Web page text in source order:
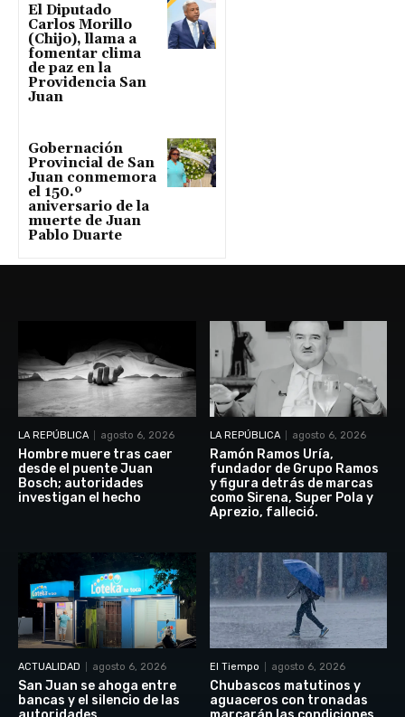
El Diputado
Carlos Morillo
(Chijo), llama a
fomentar clima
de paz en la
Providencia San
Juan
Gobernación
Provincial de San
Juan conmemora
el 150.º
aniversario de la
muerte de Juan
Pablo Duarte
LA REPÚBLICA agosto 6, 2026
Hombre muere tras caer
desde el puente Juan
Bosch; autoridades
investigan el hecho
LA REPÚBLICA agosto 6, 2026
Ramón Ramos Uría,
fundador de Grupo Ramos
y figura detrás de marcas
como Sirena, Super Pola y
Aprezio, falleció.
ACTUALIDAD agosto 6, 2026
San Juan se ahoga entre
bancas y el silencio de las
El Tiempo agosto 6, 2026
Chubascos matutinos y
aguaceros con tronadas